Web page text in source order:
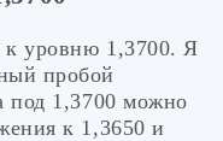
к уровню 1,3700. Я
пробой
под 1,3700 можно
к 1,3650 и